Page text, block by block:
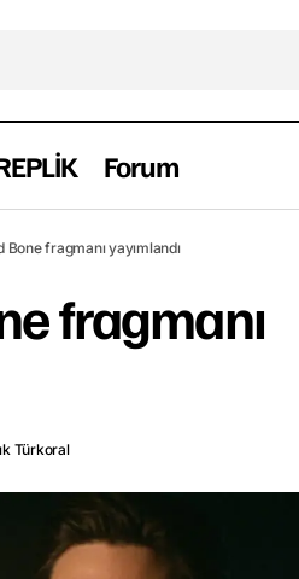
Forum
Fragman Haber Yabancı
Bone fragmanı yayımlandı
fragmanı
Türkoral